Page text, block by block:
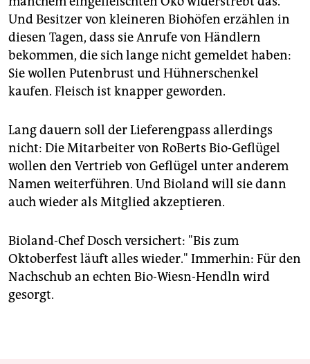
Und Besitzer von kleineren Biohöfen erzählen in
diesen Tagen, dass sie Anrufe von Händlern
bekommen, die sich lange nicht gemeldet haben:
Sie wollen Putenbrust und Hühnerschenkel
kaufen. Fleisch ist knapper geworden.
Lang dauern soll der Lieferengpass allerdings
nicht: Die Mitarbeiter von RoBerts Bio-Geflügel
wollen den Vertrieb von Geflügel unter anderem
Namen weiterführen. Und Bioland will sie dann
auch wieder als Mitglied akzeptieren.
Bioland-Chef Dosch versichert: "Bis zum
Oktoberfest läuft alles wieder." Immerhin: Für den
Nachschub an echten Bio-Wiesn-Hendln wird
gesorgt.